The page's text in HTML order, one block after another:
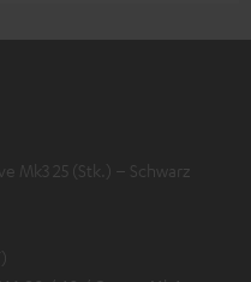
Mk3 25 (Stk.) – Schwarz